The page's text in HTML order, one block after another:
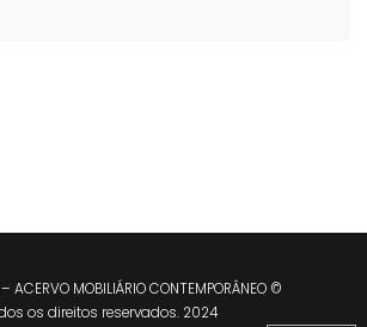
ACERVO MOBILIÁRIO CONTEMPORÂNEO ©
os direitos reservados. 2024